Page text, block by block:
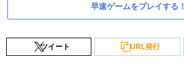
早速ゲームをプレイする！
ツイート URL発行